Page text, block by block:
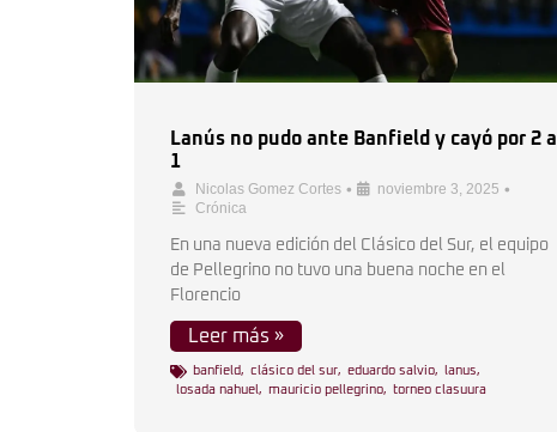
Lanús no pudo ante Banfield y cayó por 2 a
1
Nicolas Gomez Cortes • noviembre 3, 2025 •
Crónica
En una nueva edición del Clásico del Sur, el equipo
de Pellegrino no tuvo una buena noche en el
Florencio
Leer más »
banfield, clásico del sur, eduardo salvio, lanus,
losada nahuel , mauricio pellegrino, torneo clasuura